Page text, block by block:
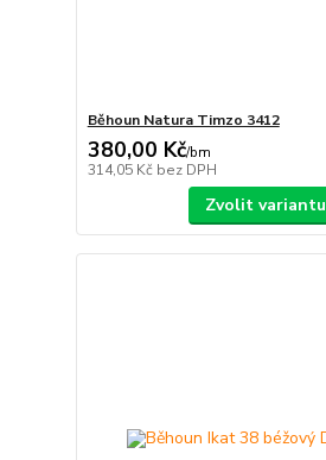
Běhoun Natura Timzo 3412
380,00 Kč/bm
314,05 Kč bez DPH
Zvolit variantu